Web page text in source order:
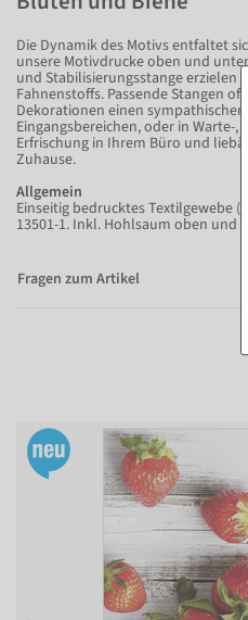
Die Dynamik des Motivs entfaltet
unsere Motivdrucke oben und
und Stabilisierungsstange erzielen
Fahnenstoffs. Passende Stangen
Dekorationen einen sympathischen
Eingangsbereichen, oder in Warte-,
Erfrischung in Ihrem Büro und
Zuhause.
Allgemein
Einseitig bedrucktes Textilgewebe
13501-1. Inkl. Hohlsaum oben und
Fragen zum Artikel